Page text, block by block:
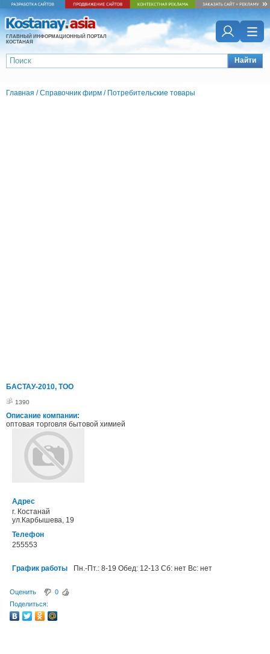
ГЛАВНЫЙ ИНФОРМАЦИОННЫЙ ПОРТАЛ
КОСТАНАЯ
Найти
Главная /Справочник фирм / Потребительские товары
БАСТАУ-2010, ТОО
1390
Описание компании:
оптовая торговля бытовой химией
Адрес
г. Костанай
ул.Карбышева, 19
Телефон
255553
График работы Пн.-Пт.: 8-19 Обед: 12-13 Сб: нет Вс: нет
Оценить
0
Поделиться: